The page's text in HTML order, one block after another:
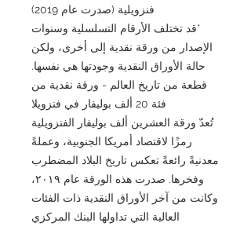
فنزويلية (صدرت عام 2019)
*قد تختلف الأرقام التسلسلية وسنوات
الإصدار من ورقة نقدية إلى أخرى، ولكن
حالة الأوراق النقدية وجودتها هي نفسها.
قطعة من تاريخ العالم - ورقة نقدية من
فئة 20 ألف بوليفار في فنزويلا
تُعدّ ورقة العشرين ألف بوليفار الفنزويلية
رمزًا لاقتصاد أمريكا الجنوبية، وعملةً
معدنيةً رائعةً تعكس تاريخ البلاد المضطرب
وفخرها. صدرت هذه الورقة عام ٢٠١٩،
وكانت من آخر الأوراق النقدية ذات الفئات
العالية التي تداولها البنك المركزي